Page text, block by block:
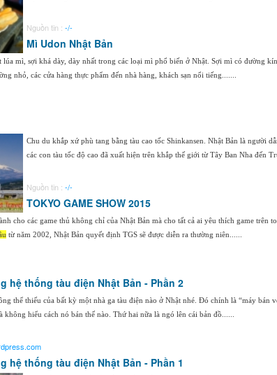
Nguồn tin : -/-
Mì Udon Nhật Bản
mì, sợi khá dày, dày nhất trong các loại mì phổ biến ở Nhật. Sợi mì có đường
nhỏ, các cửa hàng thực phẩm đến nhà hàng, khách sạn nổi tiếng.......
Chu du khắp xứ phù tang bằng tàu cao tốc Shinkansen. Nhật Bản là người
các con tàu tốc độ cao đã xuất hiện trên khắp thế giới từ Tây Ban Nha đến
Nguồn tin : -/-
TOKYO GAME SHOW 2015
cho các game thủ không chỉ của Nhật Bản mà cho tất cả ai yêu thích game trên
từ năm 2002, Nhật Bản quyết định TGS sẽ được diễn ra thường niên......
hệ thống tàu điện Nhật Bản - Phần 2
thể thiếu của bất kỳ một nhà ga tàu điện nào ở Nhật nhé. Đó chính là “máy
không hiểu cách nó bán thế nào. Thứ hai nữa là ngó lên cái bản đồ......
hệ thống tàu điện Nhật Bản - Phần 1